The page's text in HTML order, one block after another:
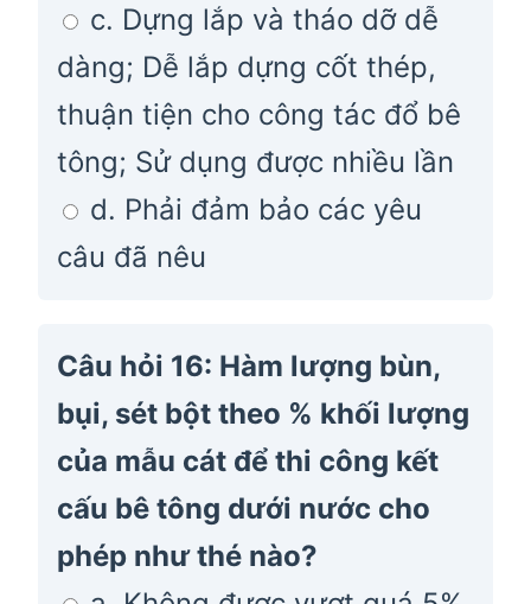
c. Dựng lắp và tháo dỡ dễ
dàng; Dễ lắp dựng cốt thép,
thuận tiện cho công tác đổ bê
tông; Sử dụng được nhiều lần
d. Phải đảm bảo các yêu
câu đã nêu
Câu hỏi 16: Hàm lượng bùn,
bụi, sét bột theo % khối lượng
của mẫu cát để thi công kết
cấu bê tông dưới nước cho
phép như thé nào?